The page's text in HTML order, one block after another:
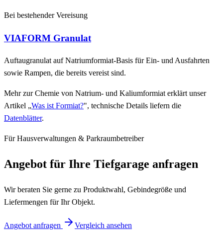
Bei bestehender Vereisung
VIAFORM Granulat
Auftaugranulat auf Natriumformiat-Basis für Ein- und Ausfahrten
sowie Rampen, die bereits vereist sind.
Mehr zur Chemie von Natrium- und Kaliumformiat erklärt unser
Artikel „Was ist Formiat?", technische Details liefern die
Datenblätter.
Für Hausverwaltungen & Parkraumbetreiber
Angebot für Ihre Tiefgarage anfragen
Wir beraten Sie gerne zu Produktwahl, Gebindegröße und
Liefermengen für Ihr Objekt.
Angebot anfragen
Vergleich ansehen